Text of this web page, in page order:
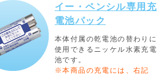
イー・ペンシル専用充
電池パック
本体付属の乾電池の替わりに
使用できるニッケル水素充電
池です。
※本商品の充電には、右記